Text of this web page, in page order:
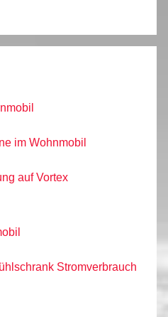
im Wohnmobil
auf Vortex
Stromverbrauch